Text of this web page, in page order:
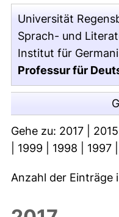
Universität
Sprach- und
Institut für
Professur für
Gehe zu: 2017 2015
1999 1998 1997
Anzahl der Einträge